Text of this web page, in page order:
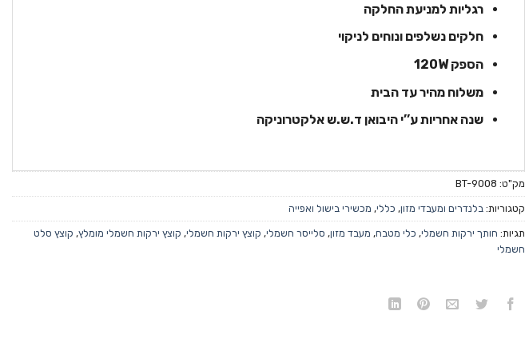
רגליות למניעת החלקה
חלקים נשלפים ונוחים לניקוי
הספק 120W
משלוח מהיר עד הבית
שנה אחריות ע’’י היבואן ד.ש.ש אלקטרוניקה
מק"ט: BT-9008
קטגוריות: בלנדרים ומעבדי מזון, כללי, מכשירי בישול ואפייה
תגיות: חותך ירקות חשמלי, כלי מטבח, מעבד מזון, סלייסר חשמלי, קוצץ ירקות חשמלי, קוצץ ירקות חשמלי מומלץ, קוצץ סלט
חשמלי